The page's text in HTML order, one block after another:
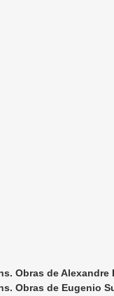
Obras de Alexandre
Obras de Eugenio